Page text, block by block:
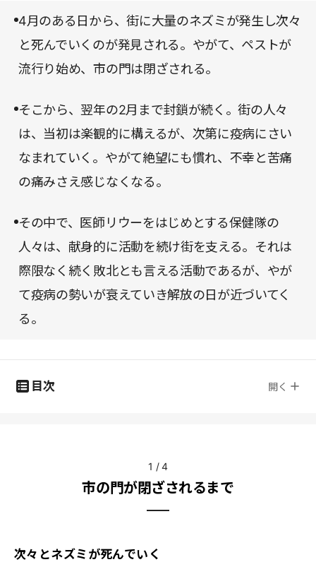
4月のある日から、街に大量のネズミが発生し次々
と死んでいくのが発見される。やがて、ペストが
流行り始め、市の門は閉ざされる。
そこから、翌年の2月まで封鎖が続く。街の人々
は、当初は楽観的に構えるが、次第に疫病にさい
なまれていく。やがて絶望にも慣れ、不幸と苦痛
の痛みさえ感じなくなる。
その中で、医師リウーをはじめとする保健隊の
人々は、献身的に活動を続け街を支える。それは
際限なく続く敗北とも言える活動であるが、やが
て疫病の勢いが衰えていき解放の日が近づいてく
る。
目次 開く
1 /4
市の門が閉ざされるまで
次々とネズミが死んでいく